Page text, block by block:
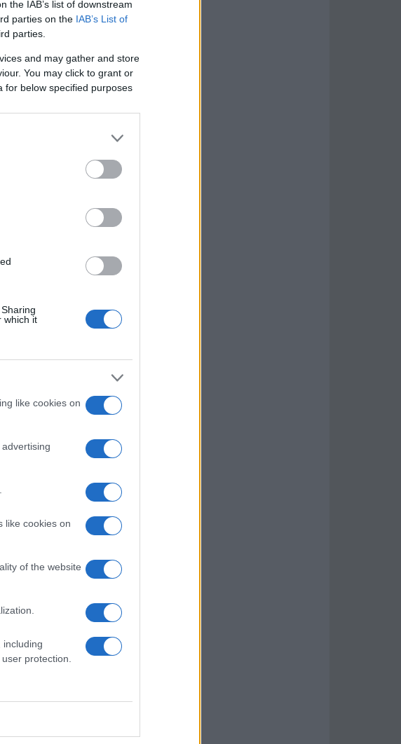
the IAB’s list of downstream
parties on the IAB’s List of
parties.
and may gather and store
You may click to grant or
for below specified purposes
which it
like cookies on
like cookies on
of the website
including
protection.
alle
19:00